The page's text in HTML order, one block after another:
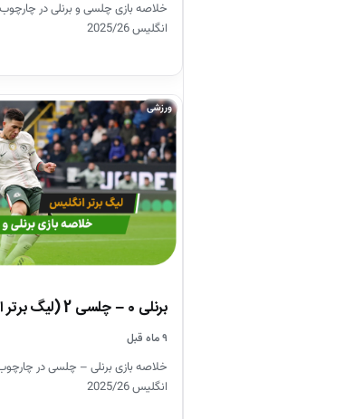
انگلیس 2025/26
ورزشی
برنلی 0 – چلسی 2 (لیگ برتر انگلیس)
۹ ماه قبل
انگلیس 2025/26